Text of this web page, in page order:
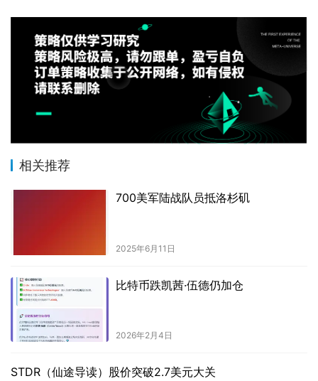
相关推荐
700美军陆战队员抵洛杉矶
2025年6月11日
比特币跌凯茜·伍德仍加仓
2026年2月4日
STDR（仙途导读）股价突破2.7美元大关